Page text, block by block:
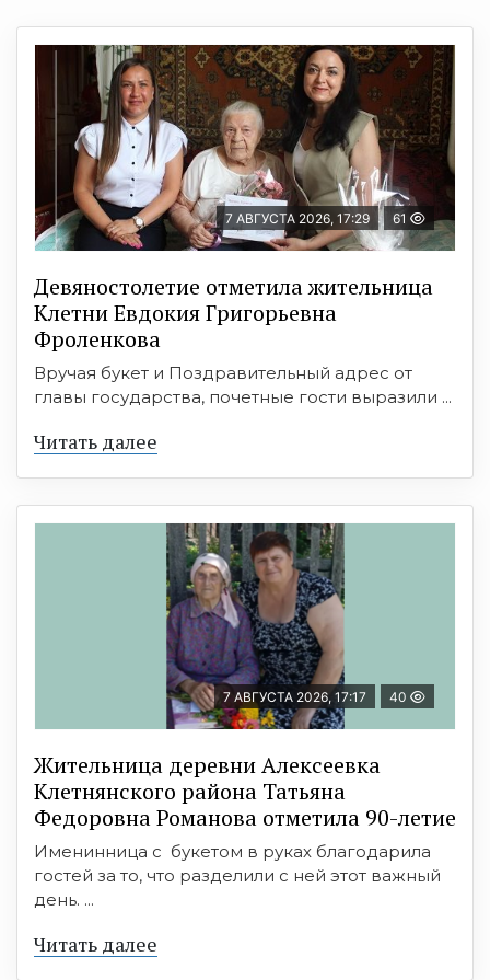
7 АВГУСТА 2026, 17:29 61
Девяностолетие отметила жительница
Клетни Евдокия Григорьевна
Фроленкова
Вручая букет и Поздравительный адрес от
главы государства, почетные гости выразили ...
Читать далее
7 АВГУСТА 2026, 17:17 40
Жительница деревни Алексеевка
Клетнянского района Татьяна
Федоровна Романова отметила 90-летие
Именинница с букетом в руках благодарила
гостей за то, что разделили с ней этот важный
день. ...
Читать далее